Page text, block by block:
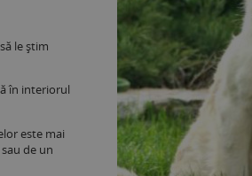
le știm
în interiorul
este mai
de un